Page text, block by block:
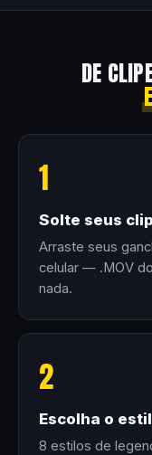
DE
1
Solte seus
Arraste seus
celular — .MOV
nada.
2
Escolha o
8 estilos de